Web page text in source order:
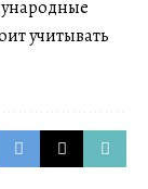
учитывать